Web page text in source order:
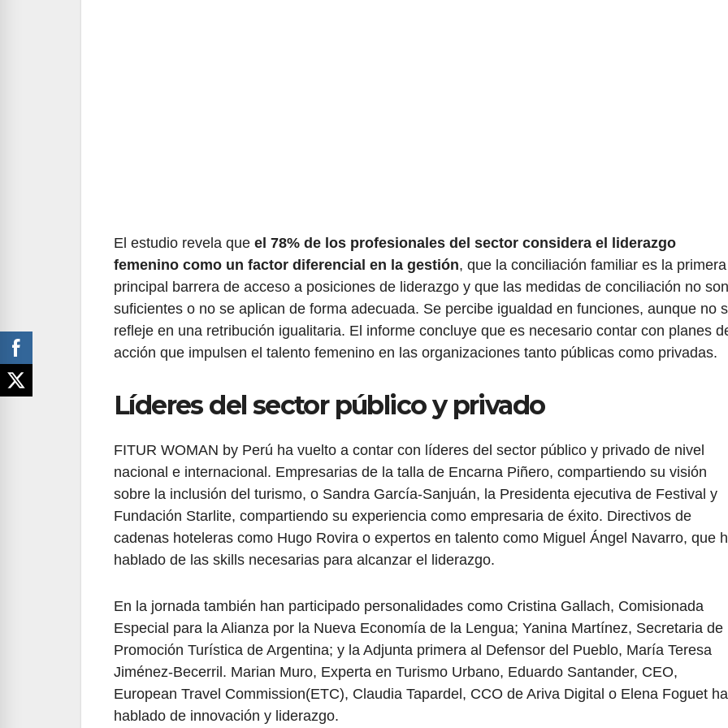
El estudio revela que el 78% de los profesionales del sector considera el liderazgo
femenino como un factor diferencial en la gestión, que la conciliación familiar es la
principal barrera de acceso a posiciones de liderazgo y que las medidas de conciliación no son
suficientes o no se aplican de forma adecuada. Se percibe igualdad en funciones, aunque no
refleje en una retribución igualitaria. El informe concluye que es necesario contar con planes
acción que impulsen el talento femenino en las organizaciones tanto públicas como privadas.
Líderes del sector público y privado
FITUR WOMAN by Perú ha vuelto a contar con líderes del sector público y privado de nivel
nacional e internacional. Empresarias de la talla de Encarna Piñero, compartiendo su visión
sobre la inclusión del turismo, o Sandra García-Sanjuán, la Presidenta ejecutiva de Festival y
Fundación Starlite, compartiendo su experiencia como empresaria de éxito. Directivos de
cadenas hoteleras como Hugo Rovira o expertos en talento como Miguel Ángel Navarro, que
hablado de las skills necesarias para alcanzar el liderazgo.
En la jornada también han participado personalidades como Cristina Gallach, Comisionada
Especial para la Alianza por la Nueva Economía de la Lengua; Yanina Martínez, Secretaria de
Promoción Turística de Argentina; y la Adjunta primera al Defensor del Pueblo, María Teresa
Jiménez-Becerril. Marian Muro, Experta en Turismo Urbano, Eduardo Santander, CEO,
European Travel Commission(ETC), Claudia Tapardel, CCO de Ariva Digital o Elena Foguet
hablado de innovación y liderazgo.